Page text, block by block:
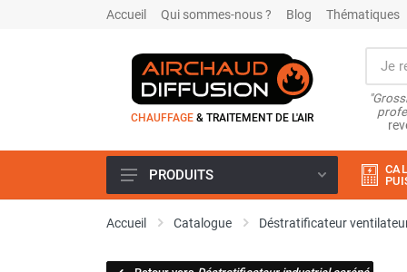
Accueil Qui sommes-nous ? Blog Thématiques
CHAUFFAGE & TRAITEMENT DE L'AIR
Climatiseur
PRODUITS
Accueil Catalogue Déstratificateur